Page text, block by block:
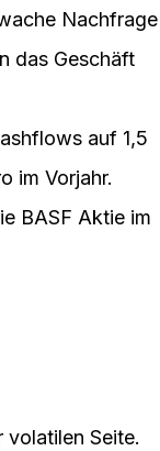
Nachfrage
das Geschäft
auf 1,5
im Vorjahr.
BASF Aktie im
Seite.